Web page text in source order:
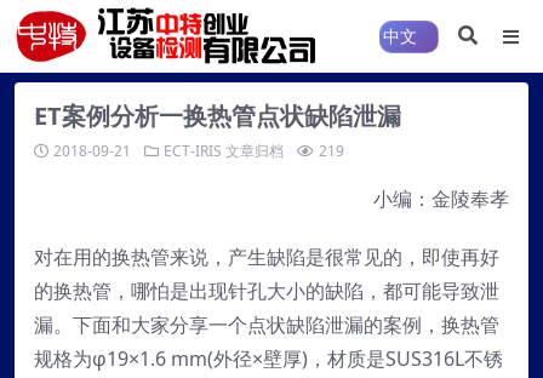
ET案例分析一换热管点状缺陷泄漏
2018-09-21 ECT-IRIS 文章归档 219
小编：金陵奉孝
对在用的换热管来说，产生缺陷是很常见的，即使再好
的换热管，哪怕是出现针孔大小的缺陷，都可能导致泄
漏。下面和大家分享一个点状缺陷泄漏的案例，换热管
规格为φ19×1.6 mm(外径×壁厚)，材质是SUS316L不锈